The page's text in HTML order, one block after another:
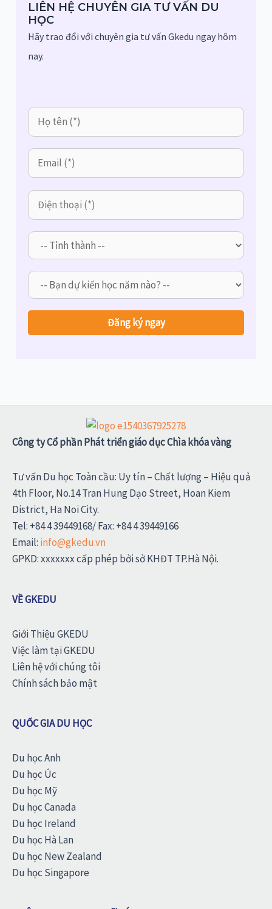
LIÊN HỆ CHUYÊN GIA TƯ VẤN DU
HỌC
Hãy trao đổi với chuyên gia tư vấn Gkedu ngay hôm
nay.
Công ty Cổ phần Phát triển giáo dục Chìa khóa vàng
Tư vấn Du học Toàn cầu: Uy tín – Chất lượng – Hiệu quả
4th Floor, No.14 Tran Hung Dạo Street, Hoan Kiem
District, Ha Noi City.
Tel: +84 4 39449168/ Fax: +84 4 39449166
Email: info@gkedu.vn
GPKD: xxxxxxx cấp phép bởi sở KHĐT TP.Hà Nội.
VỀ GKEDU
Giới Thiệu GKEDU
Việc làm tại GKEDU
Liên hệ với chúng tôi
Chính sách bảo mật
QUỐC GIA DU HỌC
Du học Anh
Du học Úc
Du học Mỹ
Du học Canada
Du học Ireland
Du học Hà Lan
Du học New Zealand
Du học Singapore